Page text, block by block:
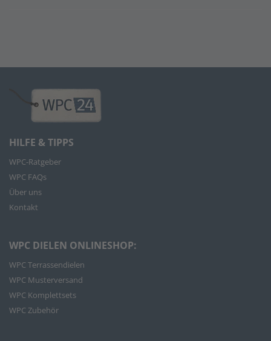
HILFE & TIPPS
WPC-Ratgeber
WPC FAQs
Über uns
Kontakt
WPC DIELEN ONLINESHOP:
WPC Terrassendielen
WPC Musterversand
WPC Komplettsets
WPC Zubehör